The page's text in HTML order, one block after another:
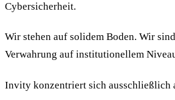
Cybersicherheit.
Wir stehen auf solidem Boden. Wir
Verwahrung auf institutionellem
Invity konzentriert sich ausschließlich